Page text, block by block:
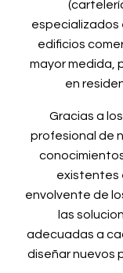
especializados
edificios
mayor medida,
en
Gracias a
profesional de
existentes
envolvente de
las
adecuadas a
diseñar nuevos